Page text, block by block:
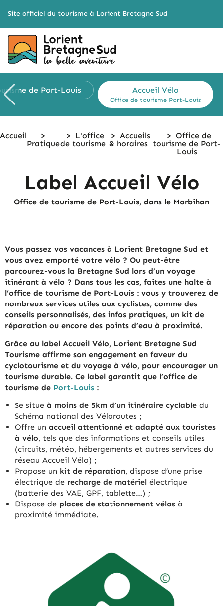
Site officiel du tourisme à Lorient Bretagne Sud
de Port-Louis Accueil Vélo
Office de tourisme Port-Louis
Accueil
>
Pratique
> L'office
de tourisme
> Accueils
& horaires
> Office de
tourismede Port-
Louis
Label Accueil Vélo
Office de tourisme de Port-Louis, dans le Morbihan
Vous passez vos vacances à Lorient Bretagne Sud et
vous avez emporté votre vélo ? Ou peut-être
parcourez-vous la Bretagne Sud lors d’un voyage
itinérant à vélo ? Dans tous les cas, faites une halte à
l’office de tourisme de Port-Louis : vous y trouverez de
nombreux services utiles aux cyclistes, comme des
conseils personnalisés, des infos pratiques, un kit de
réparation ou encore des points d’eau à proximité.
Grâce au label Accueil Vélo, Lorient Bretagne Sud
Tourisme affirme son engagement en faveur du
cyclotourisme et du voyage à vélo, pour encourager un
tourisme durable. Ce label garantit que l’office de
tourisme de Port-Louis :
Se situe à moins de 5km d’un itinéraire cyclable du
Schéma national des Véloroutes ;
Offre un accueil attentionné et adapté aux touristes
à vélo, tels que des informations et conseils utiles
(circuits, météo, hébergements et autres services du
réseau Accueil Vélo) ;
Propose un kit de réparation, dispose d’une prise
électrique de recharge de matériel électrique
(batterie des VAE, GPF, tablette…) ;
Dispose de places de stationnement vélos à
proximité immédiate.